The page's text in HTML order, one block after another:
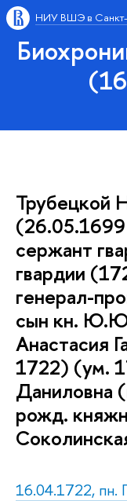
НИУ ВШЭ в
Трубецкой
сержант
гвардии
генерал-
сын кн.
Анастасия
1722) (ум.
Даниловна
рожд.
16.04.1722,